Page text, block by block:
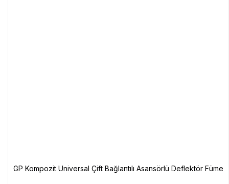
GP Kompozit Universal Çift Bağlantılı Asansörlü Deflektör Füme